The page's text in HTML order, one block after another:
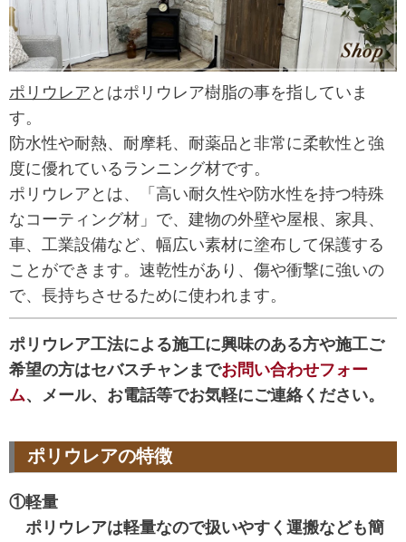
ポリウレア とはポリウレア樹脂の事を指していま
す。
防水性や耐熱、耐摩耗、耐薬品と非常に柔軟性と強
度に優れているランニング材です。
ポリウレアとは、「高い耐久性や防水性を持つ特殊
なコーティング材」で、建物の外壁や屋根、家具、
車、工業設備など、幅広い素材に塗布して保護する
ことができます。速乾性があり、傷や衝撃に強いの
で、長持ちさせるために使われます。
ポリウレア工法による施工に興味のある方や施工ご
希望の方はセバスチャンまでお問い合わせフォー
ム、メール、お電話等でお気軽にご連絡ください。
ポリウレアの特徴
①軽量
ポリウレアは軽量なので扱いやすく運搬なども簡